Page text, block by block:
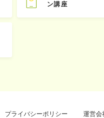
ン講座
プライバシーポリシー 運営会